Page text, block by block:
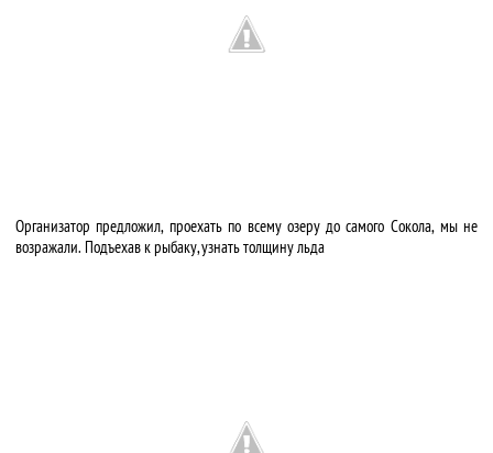
Организатор предложил, проехать по всему озеру до самого Сокола, мы не
возражали. Подъехав к рыбаку, узнать толщину льда